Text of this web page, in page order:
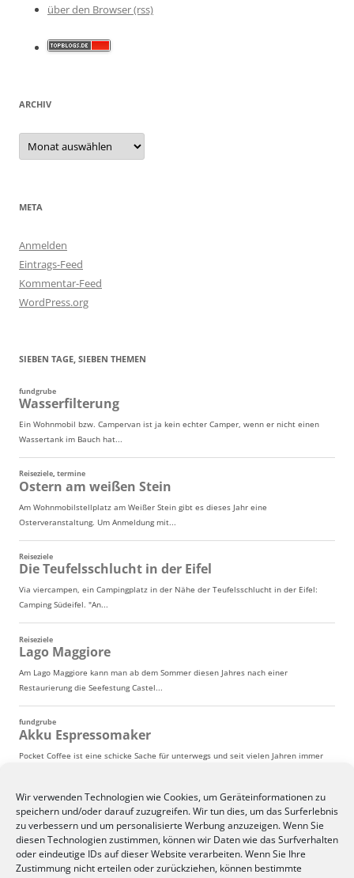
Wir verwenden Technologien wie Cookies, um Geräteinformationen zu
speichern und/oder darauf zuzugreifen. Wir tun dies, um das Surferlebnis
zu verbessern und um personalisierte Werbung anzuzeigen. Wenn Sie
diesen Technologien zustimmen, können wir Daten wie das Surfverhalten
oder eindeutige IDs auf dieser Website verarbeiten. Wenn Sie Ihre
Zustimmung nicht erteilen oder zurückziehen, können bestimmte
über den Browser (rss)
ARCHIV
Archiv
META
Anmelden
Eintrags-Feed
Kommentar-Feed
WordPress.org
SIEBEN TAGE, SIEBEN THEMEN